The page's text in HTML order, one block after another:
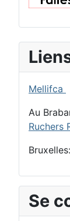
Mellifca
Au
Ruchers
Se